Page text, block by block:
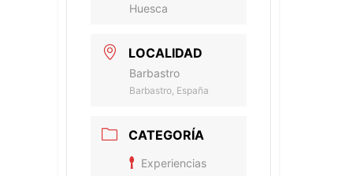
Huesca
LOCALIDAD
Barbastro
Barbastro, España
CATEGORÍA
Experiencias